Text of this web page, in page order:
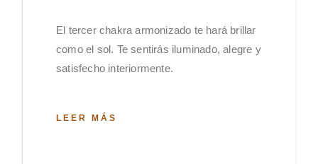
El tercer chakra armonizado te hará brillar
como el sol. Te sentirás iluminado, alegre y
satisfecho interiormente.
LEER MÁS